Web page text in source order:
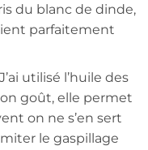
du blanc de dinde,
parfaitement
utilisé l’huile des
goût, elle permet
on ne s’en sert
le gaspillage